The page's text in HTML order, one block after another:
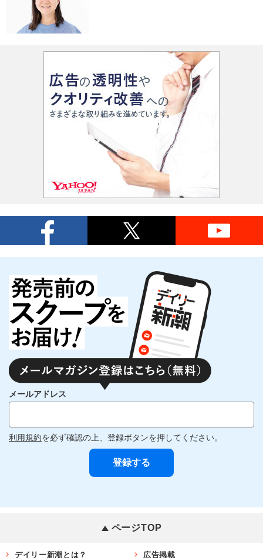
メールアドレス
利用規約を必ず確認の上、登録ボタンを押してください。
ページTOP
デイリー新潮とは？ 広告掲載